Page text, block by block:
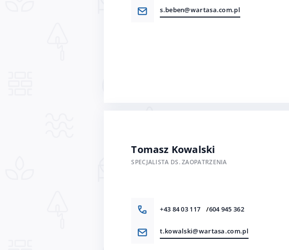
s.beben@wartasa.com.pl
Tomasz Kowalski
SPECJALISTA DS. ZAOPATRZENIA
+43 84 03 117 604 945 362
t.kowalski@wartasa.com.pl